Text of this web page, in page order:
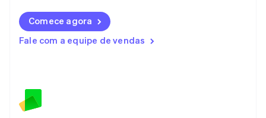
Comece agora
Fale com a equipe de vendas
English
Luxemburgo
FrançaisDeutschEnglish
English
México